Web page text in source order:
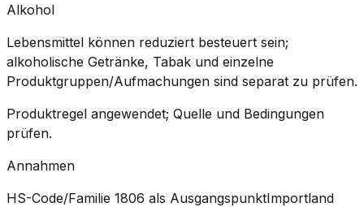
Alkohol
Lebensmittel können reduziert besteuert sein;
alkoholische Getränke, Tabak und einzelne
Produktgruppen/Aufmachungen sind separat zu prüfen.
Produktregel angewendet; Quelle und Bedingungen
prüfen.
Annahmen
HS-Code/Familie 1806 als AusgangspunktImportland